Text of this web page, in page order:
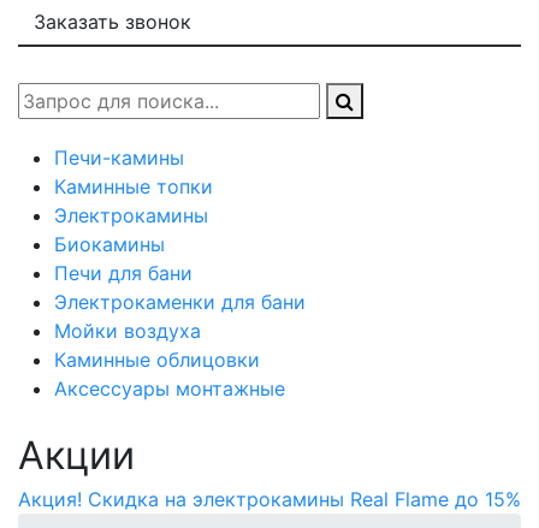
Заказать звонок
Печи-камины
Каминные топки
Электрокамины
Биокамины
Печи для бани
Электрокаменки для бани
Мойки воздуха
Каминные облицовки
Аксессуары монтажные
Акции
Акция! Скидка на электрокамины Real Flame до 15%